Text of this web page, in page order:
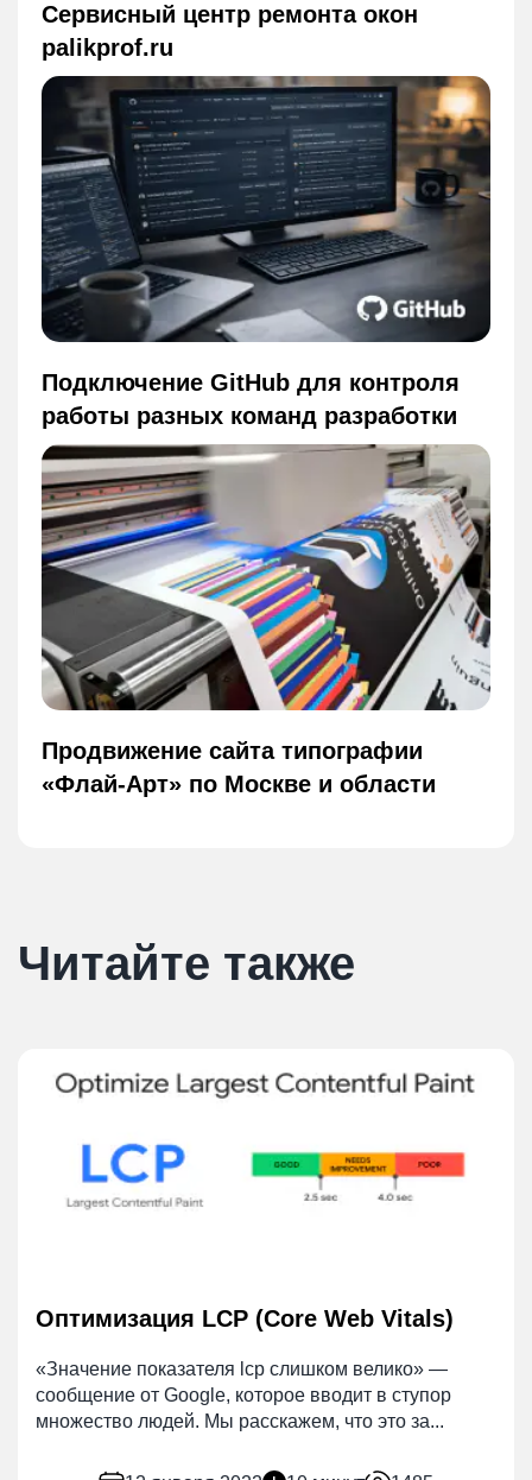
Сервисный центр ремонта окон
palikprof.ru
Подключение GitHub для контроля
работы разных команд разработки
Продвижение сайта типографии
«Флай-Арт» по Москве и области
Читайте также
Оптимизация LCP (Core Web Vitals)
«Значение показателя lcp слишком велико» —
сообщение от Google, которое вводит в ступор
множество людей. Мы расскажем, что это за...